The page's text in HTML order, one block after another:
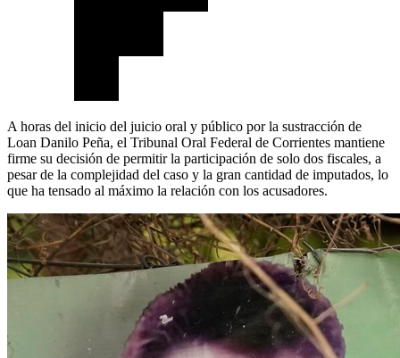
A horas del inicio del juicio oral y público por la sustracción de
Loan Danilo Peña, el Tribunal Oral Federal de Corrientes mantiene
firme su decisión de permitir la participación de solo dos fiscales, a
pesar de la complejidad del caso y la gran cantidad de imputados, lo
que ha tensado al máximo la relación con los acusadores.